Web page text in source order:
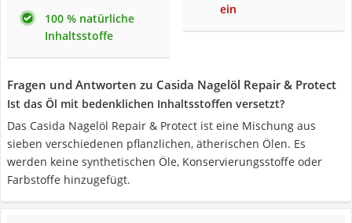
100 % natürliche
Inhaltsstoffe
ein
Fragen und Antworten zu Casida Nagelöl Repair & Protect
Ist das Öl mit bedenklichen Inhaltsstoffen versetzt?
Das Casida Nagelöl Repair & Protect ist eine Mischung aus
sieben verschiedenen pflanzlichen, ätherischen Ölen. Es
werden keine synthetischen Öle, Konservierungsstoffe oder
Farbstoffe hinzugefügt.